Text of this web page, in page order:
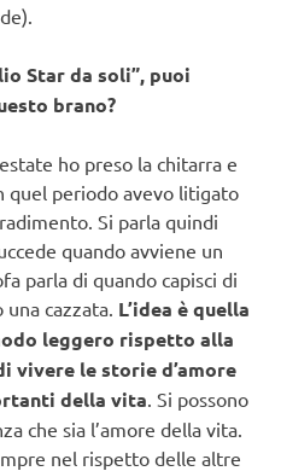
Star da soli”, puoi
brano?
ho preso la chitarra e
quel periodo avevo litigato
Si parla quindi
quando avviene un
parla di quando capisci di
cazzata. L’idea è quella
leggero rispetto alla
vivere le storie d’amore
della vita . Si possono
che sia l’amore della vita.
nel rispetto delle altre